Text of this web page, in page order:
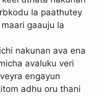
la paathutey
gaauju la
nakunan ava ena
avaluku veri
engayun
adhu oru thani